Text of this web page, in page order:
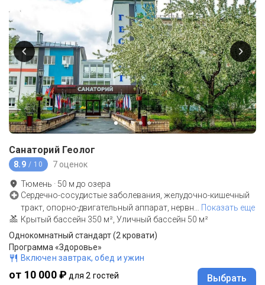
Санаторий Геолог
8.9 / 10 7 оценок
Тюмень · 50 м до озера
Сердечно-сосудистые заболевания, желудочно-кишечный
тракт, опорно-двигательный аппарат, нервн… Показать еще
Крытый бассейн 350 м², Уличный бассейн 50 м²
Однокомнатный стандарт (2 кровати)
Программа «Здоровье»
Включен завтрак, обед и ужин
от 10 000 ₽ для 2 гостей Выбрать